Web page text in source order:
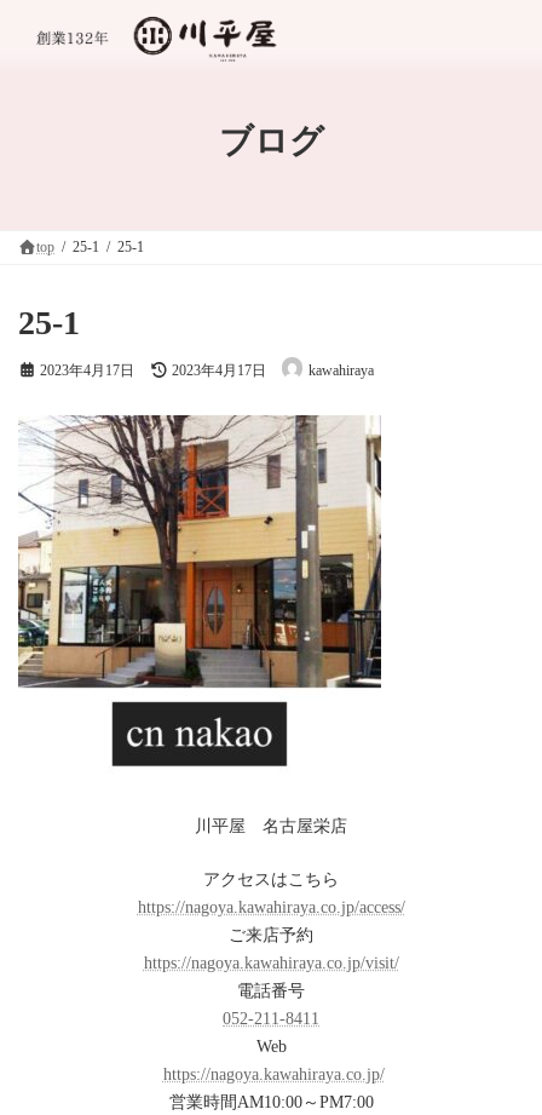
ブログ
top 25-1 25-1
25-1
2023年4月17日
最
新
日
時
:
2023年4月17日 kawahiraya
川平屋 名古屋栄店
アクセスはこちら
https://nagoya.kawahiraya.co.jp/access/
ご来店予約
https://nagoya.kawahiraya.co.jp/visit/
電話番号
052-211-8411
Web
https://nagoya.kawahiraya.co.jp/
営業時間AM10:00～PM7:00